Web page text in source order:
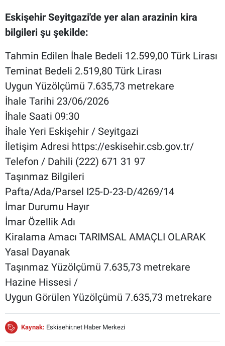
Eskişehir Seyitgazi'de yer alan arazinin kira
bilgileri şu şekilde:
Tahmin Edilen İhale Bedeli 12.599,00 Türk Lirası
Teminat Bedeli 2.519,80 Türk Lirası
Uygun Yüzölçümü 7.635,73 metrekare
İhale Tarihi 23/06/2026
İhale Saati 09:30
İhale Yeri Eskişehir / Seyitgazi
İletişim Adresi https://eskisehir.csb.gov.tr/
Telefon / Dahili (222) 671 31 97
Taşınmaz Bilgileri
Pafta/Ada/Parsel I25-D-23-D/4269/14
İmar Durumu Hayır
İmar Özellik Adı
Kiralama Amacı TARIMSAL AMAÇLI OLARAK
Yasal Dayanak
Taşınmaz Yüzölçümü 7.635,73 metrekare
Hazine Hissesi /
Uygun Görülen Yüzölçümü 7.635,73 metrekare
Kaynak: Eskisehir.net Haber Merkezi